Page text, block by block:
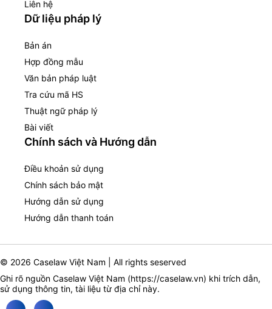
Liên hệ
Dữ liệu pháp lý
Bản án
Hợp đồng mẫu
Văn bản pháp luật
Tra cứu mã HS
Thuật ngữ pháp lý
Bài viết
Chính sách và Hướng dẫn
Điều khoản sử dụng
Chính sách bảo mật
Hướng dẫn sử dụng
Hướng dẫn thanh toán
© 2026 Caselaw Việt Nam | All rights seserved
Ghi rõ nguồn Caselaw Việt Nam (https://caselaw.vn) khi trích dẫn,
sử dụng thông tin, tài liệu từ địa chỉ này.